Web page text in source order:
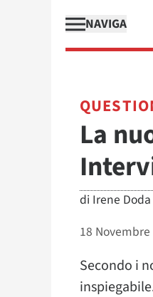
NAVIGA
La
di Irene Doda
18 Novembre
Secondo i